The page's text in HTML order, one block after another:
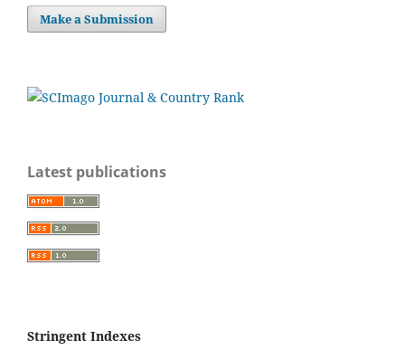
Make a Submission
Latest publications
Stringent Indexes